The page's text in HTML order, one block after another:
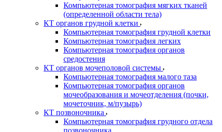
Компьютерная томография мягких тканей
(определенной области тела)
КТ органов грудной клетки
Компьютерная томография грудной клетки
Компьютерная томография легких
Компьютерная томография органов
средостения
КТ органов мочеполовой системы
Компьютерная томография малого таза
Компьютерная томография органов
мочеобразования и мочеотделения (почки,
мочеточник, м/пузырь)
КТ позвоночника
Компьютерная томография грудного отдела
позвоночника